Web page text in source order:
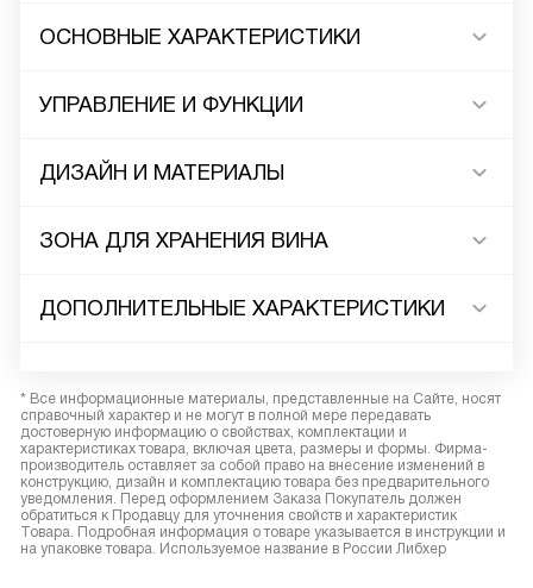
ОСНОВНЫЕ ХАРАКТЕРИСТИКИ
УПРАВЛЕНИЕ И ФУНКЦИИ
ДИЗАЙН И МАТЕРИАЛЫ
ЗОНА ДЛЯ ХРАНЕНИЯ ВИНА
ДОПОЛНИТЕЛЬНЫЕ ХАРАКТЕРИСТИКИ
* Все информационные материалы, представленные на Сайте, носят
справочный характер и не могут в полной мере передавать
достоверную информацию о свойствах, комплектации и
характеристиках товара, включая цвета, размеры и формы. Фирма-
производитель оставляет за собой право на внесение изменений в
конструкцию, дизайн и комплектацию товара без предварительного
уведомления. Перед оформлением Заказа Покупатель должен
обратиться к Продавцу для уточнения свойств и характеристик
Товара. Подробная информация о товаре указывается в инструкции и
на упаковке товара. Используемое название в России Либхер